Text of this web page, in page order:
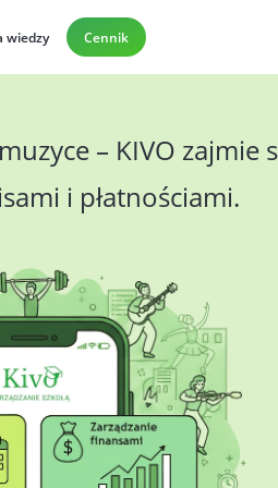
wiedzy Cennik
– KIVO zajmie
i płatnościami.